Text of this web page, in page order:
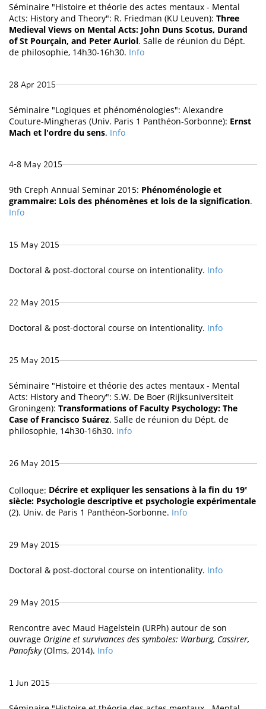
Séminaire "Histoire et théorie des actes mentaux - Mental
Acts: History and Theory": R. Friedman (KU Leuven): Three
Medieval Views on Mental Acts: John Duns Scotus, Durand
of St Pourçain, and Peter Auriol. Salle de réunion du Dépt.
de philosophie, 14h30-16h30. Info
28 Apr 2015
Séminaire "Logiques et phénoménologies": Alexandre
Couture-Mingheras (Univ. Paris 1 Panthéon-Sorbonne): Ernst
Mach et l'ordre du sens. Info
4-8 May 2015
9th Creph Annual Seminar 2015: Phénoménologie et
grammaire: Lois des phénomènes et lois de la signification.
Info
15 May 2015
Doctoral & post-doctoral course on intentionality. Info
22 May 2015
Doctoral & post-doctoral course on intentionality. Info
25 May 2015
Séminaire "Histoire et théorie des actes mentaux - Mental
Acts: History and Theory": S.W. De Boer (Rijksuniversiteit
Groningen): Transformations of Faculty Psychology: The
Case of Francisco Suárez. Salle de réunion du Dépt. de
philosophie, 14h30-16h30. Info
26 May 2015
Colloque: Décrire et expliquer les sensations à la fin du 19e
siècle: Psychologie descriptive et psychologie expérimentale
(2). Univ. de Paris 1 Panthéon-Sorbonne. Info
29 May 2015
Doctoral & post-doctoral course on intentionality. Info
29 May 2015
Rencontre avec Maud Hagelstein (URPh) autour de son
ouvrage Origine et survivances des symboles: Warburg, Cassirer,
Panofsky(Olms, 2014). Info
1 Jun 2015